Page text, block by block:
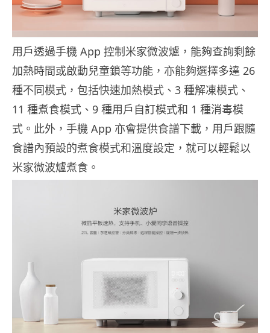
用戶透過手機 App 控制米家微波爐，能夠查詢剩餘
加熱時間或啟動兒童鎖等功能，亦能夠選擇多達 26
種不同模式，包括快速加熱模式、3 種解凍模式、
11 種煮食模式、9 種用戶自訂模式和 1 種消毒模
式。此外，手機 App 亦會提供食譜下載，用戶跟隨
食譜內預設的煮食模式和溫度設定，就可以輕鬆以
米家微波爐煮食。